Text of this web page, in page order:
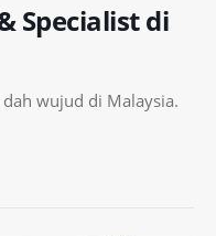
Specialist di
dah wujud di Malaysia.